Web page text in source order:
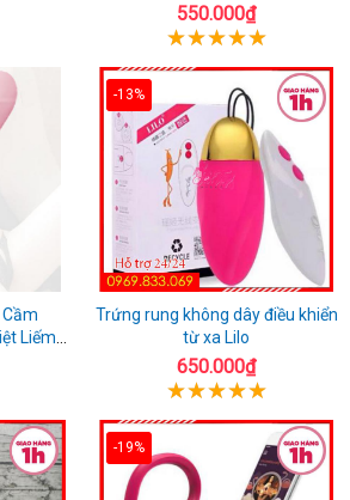
7 chế độ
550.000₫
Liếm
-13%
Trứng rung không dây điều khiển
từ xa Lilo
650.000₫
-19%